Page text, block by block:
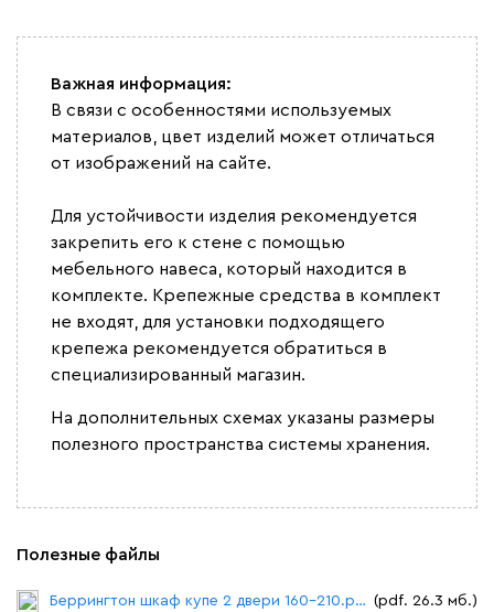
Важная информация:
В связи с особенностями используемых
материалов, цвет изделий может отличаться
от изображений на сайте.
Для устойчивости изделия рекомендуется
закрепить его к стене с помощью
мебельного навеса, который находится в
комплекте. Крепежные средства в комплект
не входят, для установки подходящего
крепежа рекомендуется обратиться в
специализированный магазин.
На дополнительных схемах указаны размеры
полезного пространства системы хранения.
Полезные файлы
Беррингтон шкаф купе 2 двери 160-210.pdf (pdf. 26.3 мб.)